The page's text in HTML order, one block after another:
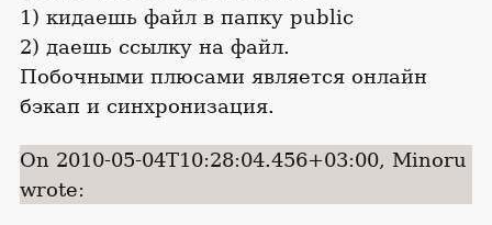
1) кидаешь файл в папку public
2) даешь ссылку на файл.
Побочными плюсами является онлайн
бэкап и синхронизация.
On 2010-05-04T10:28:04.456+03:00, Minoru
wrote: